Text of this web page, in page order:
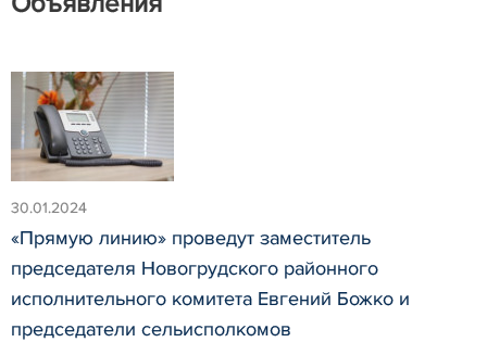
30.01.2024
«Прямую линию» проведут заместитель
председателя Новогрудского районного
исполнительного комитета Евгений Божко и
председатели сельисполкомов